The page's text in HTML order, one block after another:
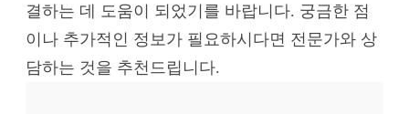
결하는 데 도움이 되었기를 바랍니다. 궁금한 점
이나 추가적인 정보가 필요하시다면 전문가와 상
담하는 것을 추천드립니다.